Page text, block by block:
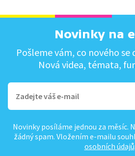
Novinky na
Pošleme vám, co nového se
Nová videa, témata,
Novinky posíláme jednou za měsíc.
žádný spam. Vložením e-mailu
osobních údajů.